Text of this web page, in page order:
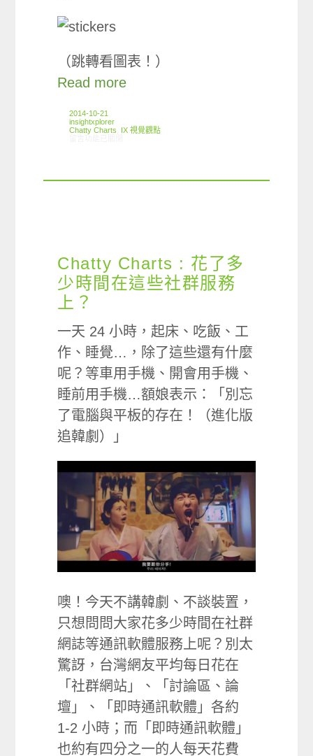
（跳轉看圖表！）
Read more
2014-10-21
insightxplorer
Chatty Charts
IX 視覺觀點
Chatty Charts : 花了多
少時間在這些社群服務
上？
一天 24 小時，起床、吃飯、工
作、睡覺…，除了這些還有什麼
呢？等車用手機、開會用手機、
睡前用手機…額娘表示：「別忘
了電腦與平板的存在！（進化版
追韓劇）」
噢！今天不講韓劇、不談裝置，
只想問問大家花多少時間在社群
網誌等通訊軟體服務上呢？別太
驚訝，台灣網友平均每日花在
「社群網站」、「討論區、論
壇」、「即時通訊軟體」各約
1-2 小時；而「即時通訊軟體」
也約有四分之一的人每天花費